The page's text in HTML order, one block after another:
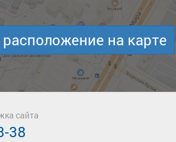
на карте
сайта
38